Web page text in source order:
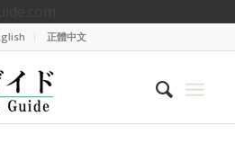
正體中文